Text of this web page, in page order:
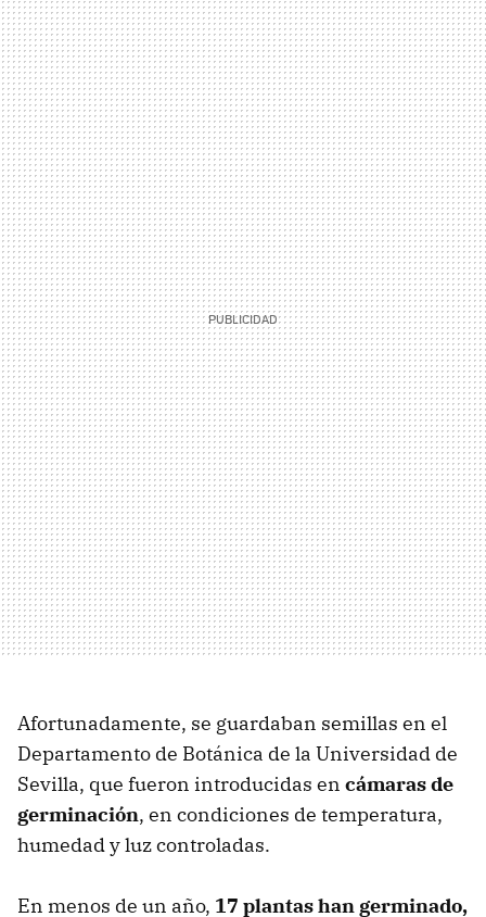
Afortunadamente, se guardaban semillas en el
Departamento de Botánica de la Universidad de
Sevilla, que fueron introducidas en cámaras de
germinación, en condiciones de temperatura,
humedad y luz controladas.
En menos de un año, 17 plantas han germinado,